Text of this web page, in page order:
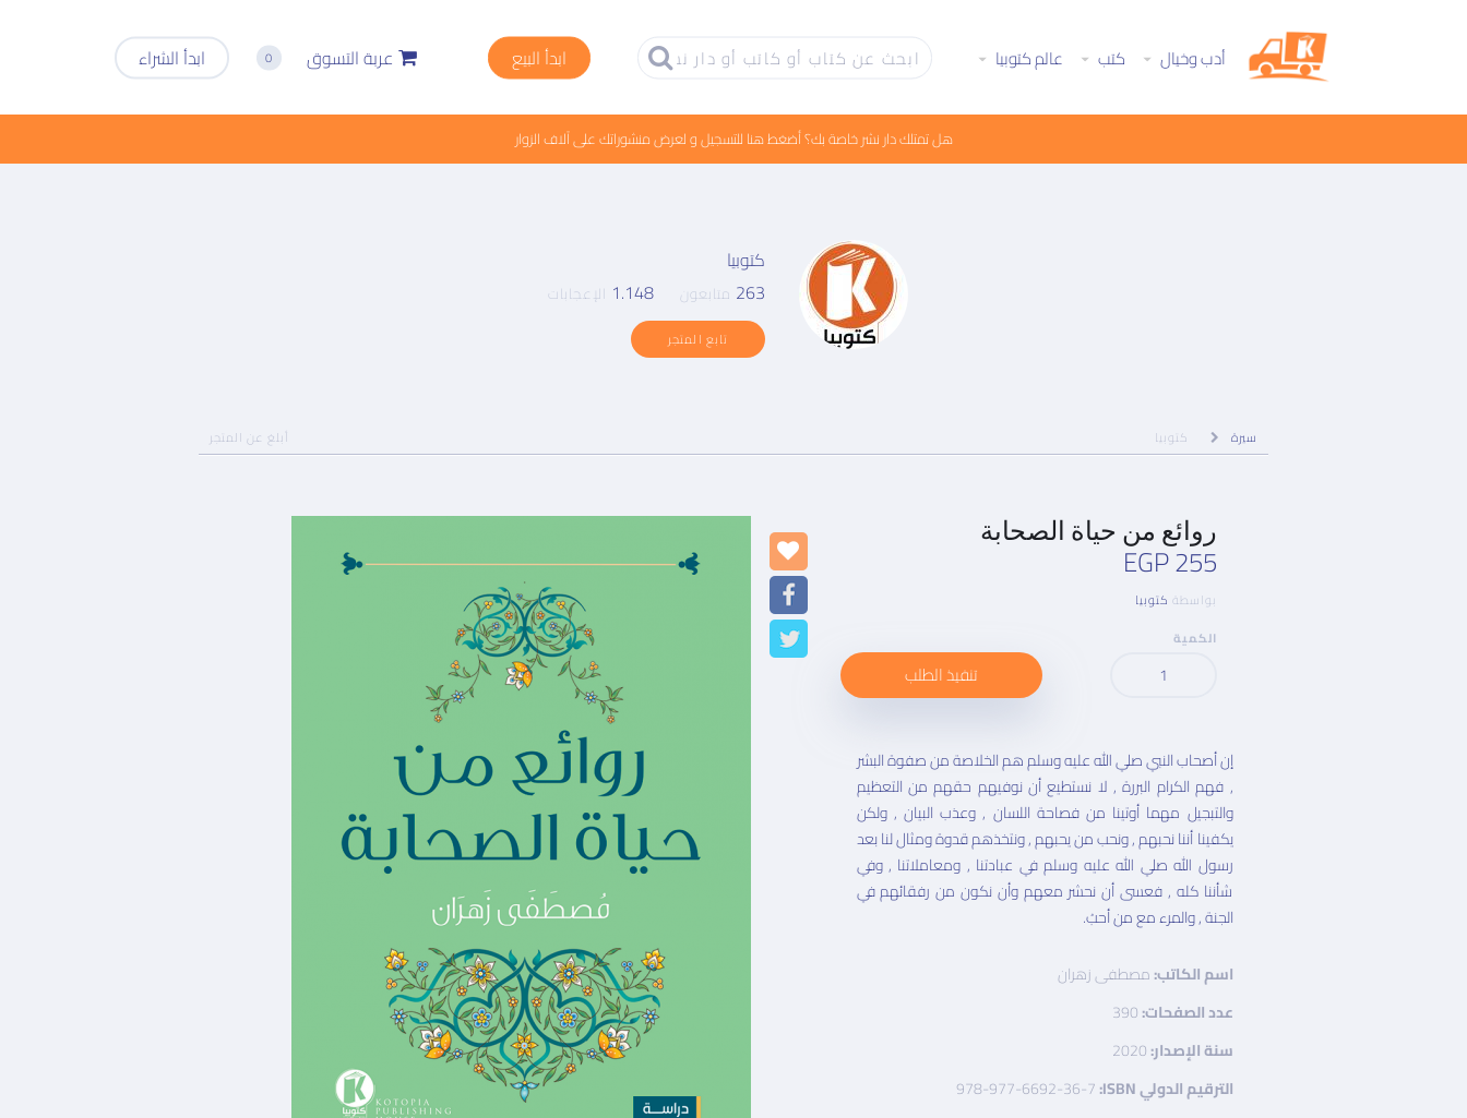
المحتوى
أدب وخيال كتب عالم كتوبيا ابدأ البيع عربة التسوق 0 ابدأ الشراء
هل تمتلك دار نشر خاصة بك؟ أضغط هنا للتسجيل و لعرض منشوراتك على آلاف الزوار
كتوبيا
1.148 الإعجابات 263 متابعون
تابع المتجر
سيرة كتوبيا أبلغ عن المتجر
روائع من حياة الصحابة
255
EGP
بواسطة كتوبيا
الكمية
تنفيذ الطلب
إن أصحاب النبي صلي الله عليه وسلم هم الخلاصة من صفوة البشر
, فهم الكرام البررة , لا نستطيع أن نوفيهم حقهم من التعظيم
والتبجيل مهما أوتينا من فصاحة اللسان , وعذب البيان , ولكن
يكفينا أننا نحبهم , ونحب من يحبهم , ونتخذهم قدوة ومثال لنا بعد
رسول الله صلي الله عليه وسلم في عبادتنا , ومعاملاتنا , وفي
شأننا كله , فعسى أن نحشر معهم وأن نكون من رفقائهم في
الجنة , والمرء مع من أحبُ.
اسم الكاتب:مصطفى زهران
عدد الصفحات:390
سنة الإصدار:2020
الترقيم الدولي ISBN:
978-977-6692-36-7